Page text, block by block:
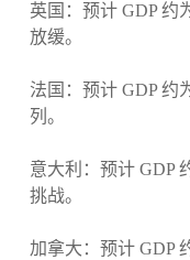
英国：预计 GDP 约
放缓。
法国：预计 GDP 约
列。
意大利：预计 GDP
挑战。
加拿大：预计 GDP